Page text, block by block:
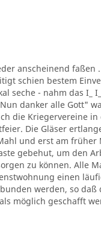
anscheinend faßen
schien bestem
seche - nahm das I_
danker alle Gott"
die Kriegervereine
Die Gläser
und erst am früher
gebehut, um den
zu können. Alle
einen
werden, so daß
möglich geschafft